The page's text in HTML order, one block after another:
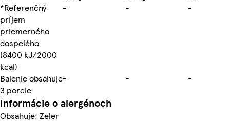
*Referenčný
príjem
priemerného
dospelého
(8400 kJ/2000
kcal)
- - -
Balenie obsahuje
3 porcie
- - -
Informácie o alergénoch
Obsahuje: Zeler